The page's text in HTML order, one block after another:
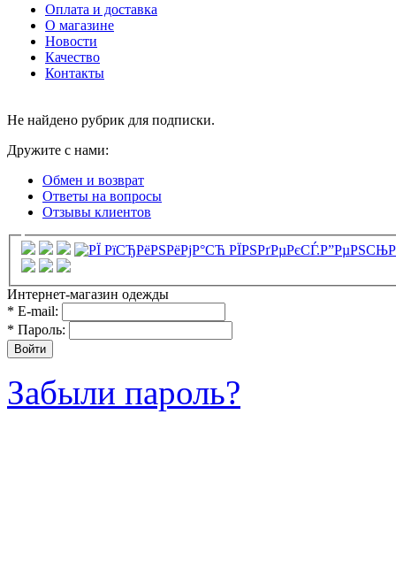
Оплата и доставка
О магазине
Новости
Качество
Контакты
Не найдено рубрик для подписки.
Дружите с нами:
Обмен и возврат
Ответы на вопросы
Отзывы клиентов
Интернет-магазин одежды
* E-mail:
* Пароль:
Забыли пароль?